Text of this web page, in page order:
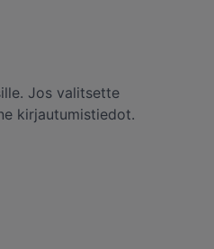
Jos valitsette
kirjautumistiedot.